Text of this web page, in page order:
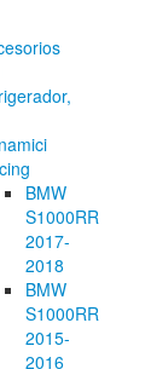
BMW
S1000RR
2017-
2018
BMW
S1000RR
2015-
2016